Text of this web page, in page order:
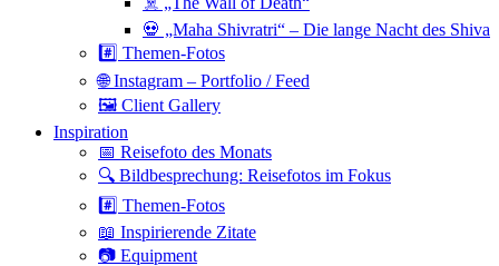
💀 „Maha Shivratri“ – Die lange Nacht des Shiva
#️⃣ Themen-Fotos
🌐 Instagram – Portfolio / Feed
🖼 Client Gallery
Inspiration
📅 Reisefoto des Monats
🔍 Bildbesprechung: Reisefotos im Fokus
#️⃣ Themen-Fotos
📖 Inspirierende Zitate
📷 Equipment